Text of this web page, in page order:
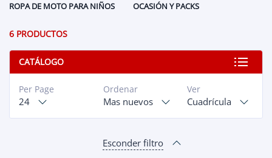
ROPA DE MOTO PARA NIÑOS
OCASIÓN Y PACKS
6 PRODUCTOS
CATÁLOGO
Ver
Cuadrícula
Ordenar
Mas nuevos
Per Page
24
Esconder filtro